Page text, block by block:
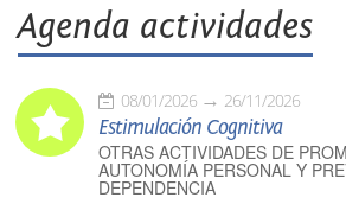
Agenda actividades
08/01/2026 26/11/2026
Estimulación Cognitiva
OTRAS ACTIVIDADES DE
AUTONOMÍA PERSONAL Y
DEPENDENCIA